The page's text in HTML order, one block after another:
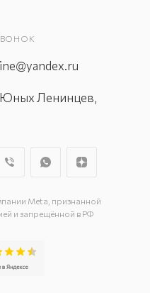
Юных Ленинцев,
д. 11
Meta, признанной
и запрещённой в РФ